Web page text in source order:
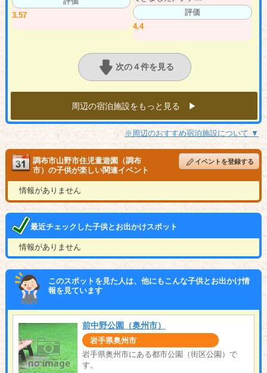
3.57
評価
4.4
次の４件を見る
周辺の宿泊施設をもっと見る ▶︎
※周辺のおすすめ宿泊施設について ▼
調布市山野市住児童遊園（調布
市）の子供が楽しい関連イベント
イベントを登録する
情報がありません
最近チェックした子供とお出かけスポット
情報がありません
このスポットを見た人は、他にもこんな子供とお出かけ情
報を見ています
前中野公園（奥州市）
岩手県奥州市
岩手県奥州市にある都市公園（街区公園）で
す。